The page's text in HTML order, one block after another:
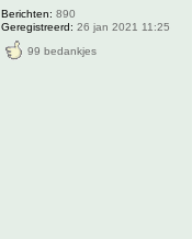
Berichten: 890
Geregistreerd: 26 jan 2021 11:25
99 bedankjes